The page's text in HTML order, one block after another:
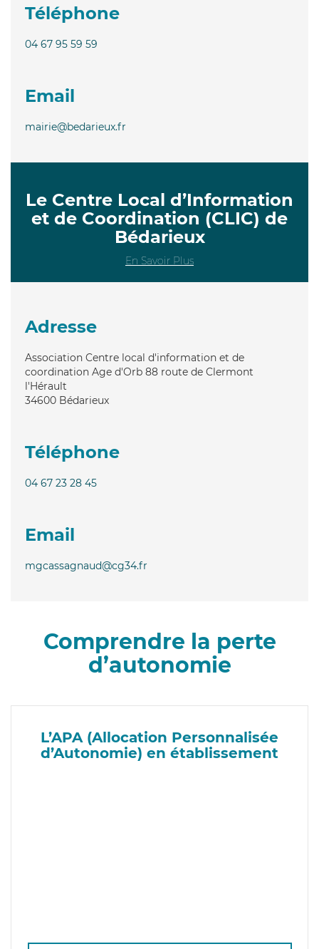
Téléphone
04 67 95 59 59
Email
mairie@bedarieux.fr
Le Centre Local d’Information
et de Coordination (CLIC) de
Bédarieux
En Savoir Plus
Adresse
Association Centre local d'information et de
coordination Age d'Orb 88 route de Clermont
l'Hérault
34600 Bédarieux
Téléphone
04 67 23 28 45
Email
mgcassagnaud@cg34.fr
Comprendre la perte
d’autonomie
L’APA (Allocation Personnalisée
d’Autonomie) en établissement